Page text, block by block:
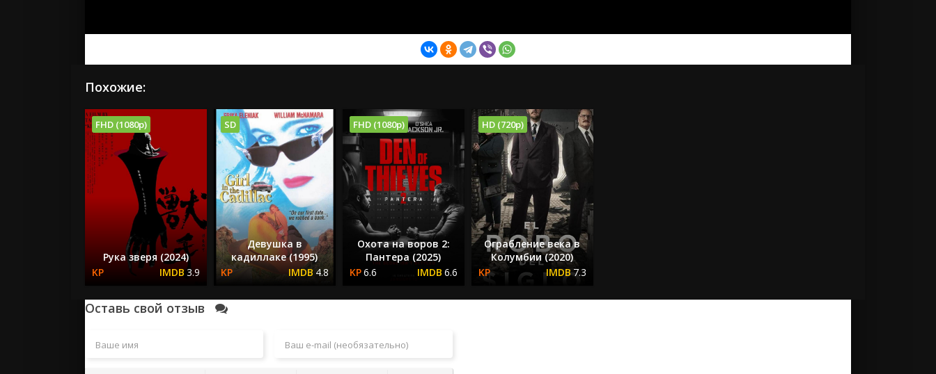
Похожие:
FHD (1080p)
Рука зверя (2024)
3.9
SD
Девушка в
кадиллаке (1995)
4.8
FHD (1080p)
Охота на воров 2:
Пантера (2025)
6.6
6.6
HD (720p)
Ограбление века в
Колумбии (2020)
7.3
Оставь свой отзыв